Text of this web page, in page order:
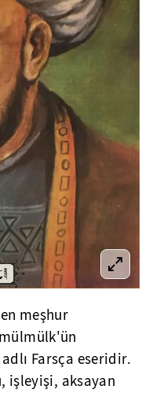
meşhur
adlı Farsça eseridir.
işleyişi, aksayan